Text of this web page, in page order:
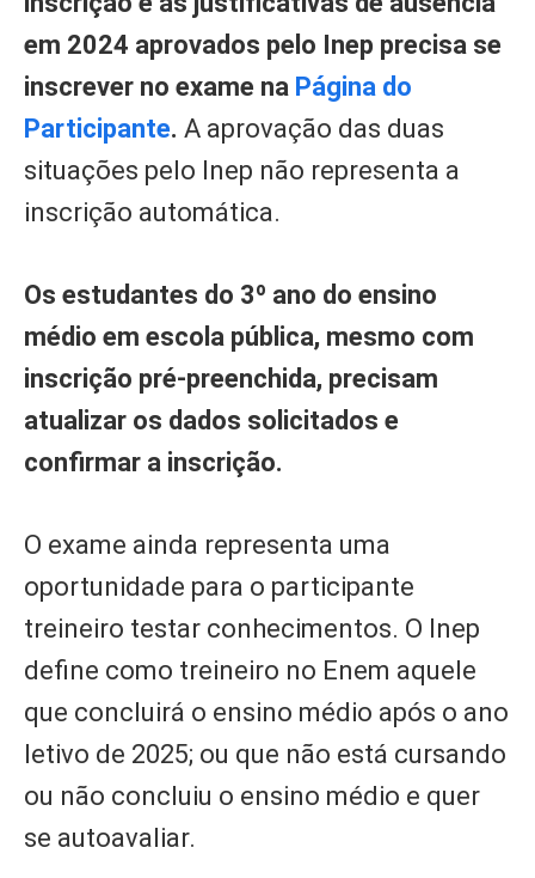
em 2024 aprovados pelo Inep precisa se
inscrever no exame na Página do
Participante. A aprovação das duas
situações pelo Inep não representa a
inscrição automática.
Os estudantes do 3º ano do ensino
médio em escola pública, mesmo com
inscrição pré-preenchida, precisam
atualizar os dados solicitados e
confirmar a inscrição.
O exame ainda representa uma
oportunidade para o participante
treineiro testar conhecimentos. O Inep
define como treineiro no Enem aquele
que concluirá o ensino médio após o ano
letivo de 2025; ou que não está cursando
ou não concluiu o ensino médio e quer
se autoavaliar.